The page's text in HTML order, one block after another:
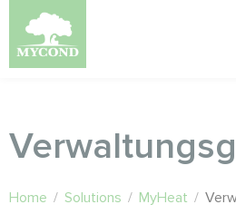
Home / Solutions / MyHeat /